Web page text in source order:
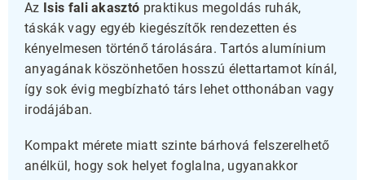
Az Isis fali akasztó praktikus megoldás ruhák,
táskák vagy egyéb kiegészítők rendezetten és
kényelmesen történő tárolására. Tartós alumínium
anyagának köszönhetően hosszú élettartamot kínál,
így sok évig megbízható társ lehet otthonában vagy
irodájában.
Kompakt mérete miatt szinte bárhová felszerelhető
anélkül, hogy sok helyet foglalna, ugyanakkor